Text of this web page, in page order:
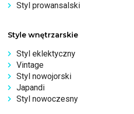
Styl prowansalski
Style wnętrzarskie
Styl eklektyczny
Vintage
Styl nowojorski
Japandi
Styl nowoczesny